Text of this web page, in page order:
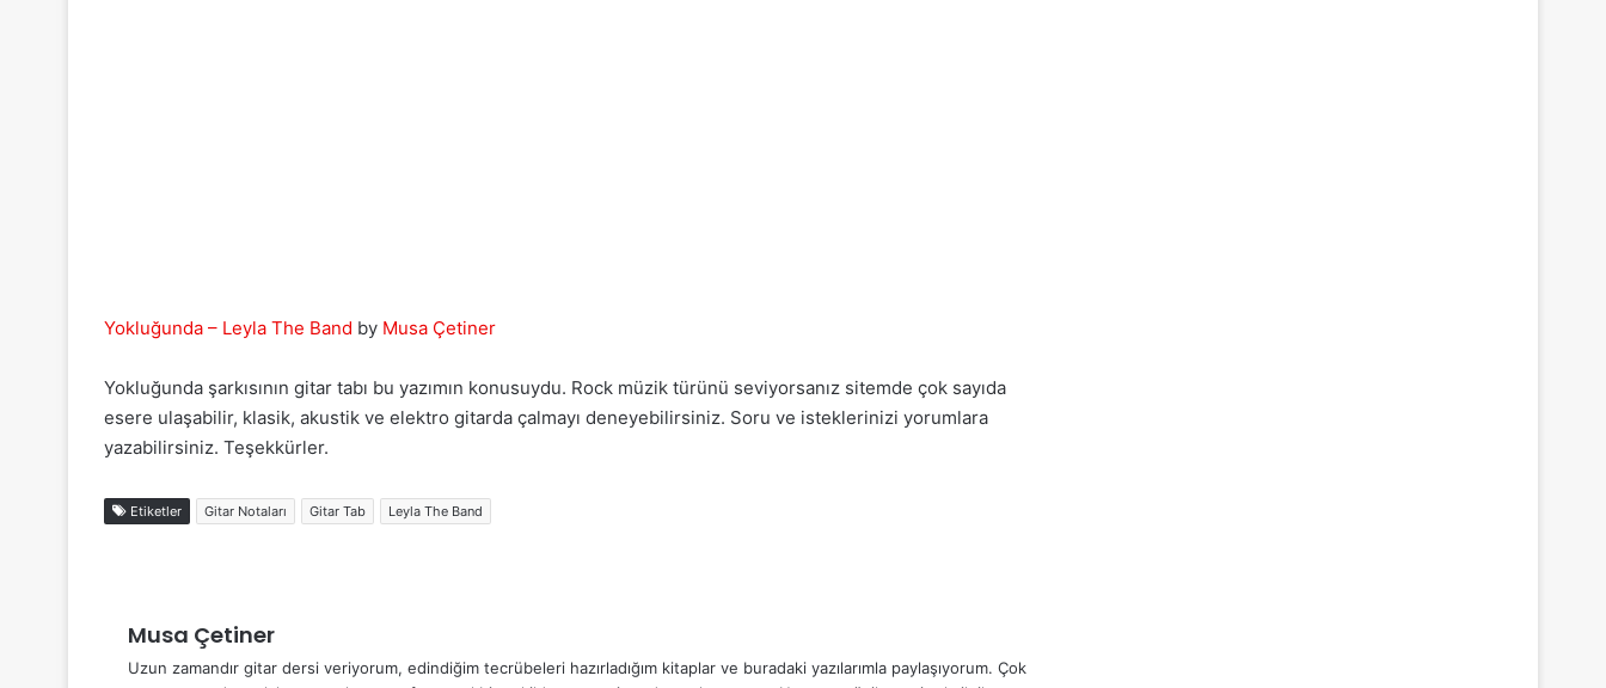
Yokluğunda – Leyla The Band by Musa Çetiner
Yokluğunda şarkısının gitar tabı bu yazımın konusuydu. Rock müzik türünü seviyorsanız sitemde çok sayıda
esere ulaşabilir, klasik, akustik ve elektro gitarda çalmayı deneyebilirsiniz. Soru ve isteklerinizi yorumlara
yazabilirsiniz. Teşekkürler.
Etiketler Gitar Notaları Gitar Tab Leyla The Band
Musa Çetiner
Uzun zamandır gitar dersi veriyorum, edindiğim tecrübeleri hazırladığım kitaplar ve buradaki yazılarımla paylaşıyorum. Çok